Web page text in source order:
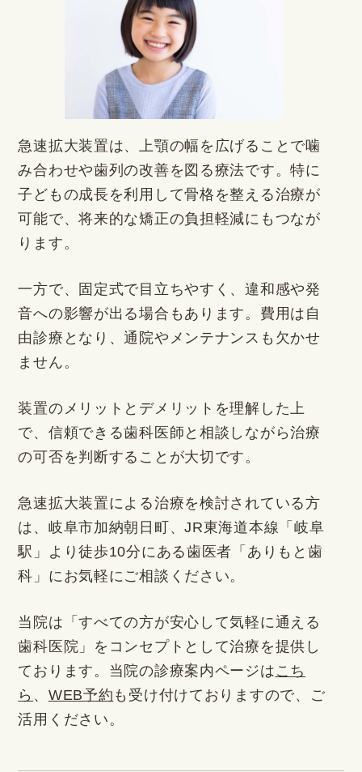
急速拡大装置は、上顎の幅を広げることで噛
み合わせや歯列の改善を図る療法です。特に
子どもの成長を利用して骨格を整える治療が
可能で、将来的な矯正の負担軽減にもつなが
ります。
一方で、固定式で目立ちやすく、違和感や発
音への影響が出る場合もあります。費用は自
由診療となり、通院やメンテナンスも欠かせ
ません。
装置のメリットとデメリットを理解した上
で、信頼できる歯科医師と相談しながら治療
の可否を判断することが大切です。
急速拡大装置による治療を検討されている方
は、岐阜市加納朝日町、JR東海道本線「岐阜
駅」より徒歩10分にある歯医者「ありもと歯
科」にお気軽にご相談ください。
当院は「すべての方が安心して気軽に通える
歯科医院」をコンセプトとして治療を提供し
ております。当院の診療案内ページは こち
ら 、 WEB予約 も受け付けておりますので、ご
活用ください。